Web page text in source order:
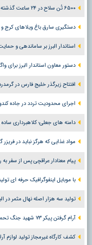
۶۵۰۰ تُن سلاح در ۲۴ ساعت گذشته از آمریکا به اسرائیل ارسال شد
دستگیری سارق باغ ویلاهای کرج و کشف ۵۶
استاندار البرز بر ساماندهی و
دستور معاون استاندار البرز برای واگذاری ۴۳۰۰ واحد مسکونی
افتتاح زیرگذر خلیج فارس در
اجرای محدودیت تردد در جاده کندوان و
دامنه های جعلی؛ کلاهبرداری
مواد غذایی که هرگز نباید در
پیام معنادار عراقچی پس از سفر
با موبایل اینفوگرافیک حرفه ای
تولید سه هزار اصله نهال مثمر در
آرام گرفتن پیکر ۷۳ شهید جنگ تحمیلی در جوار امامزادگان استان البرز
کشف کارگاه غیرمجاز تولید لوازم